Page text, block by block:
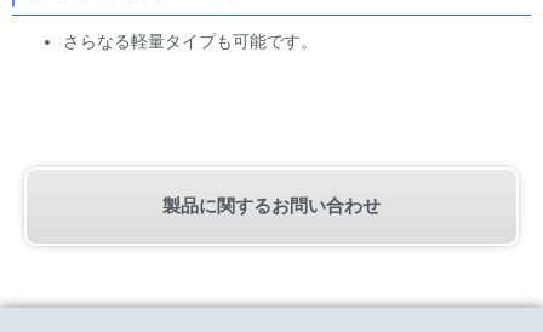
さらなる軽量タイプも可能です。
製品に関するお問い合わせ